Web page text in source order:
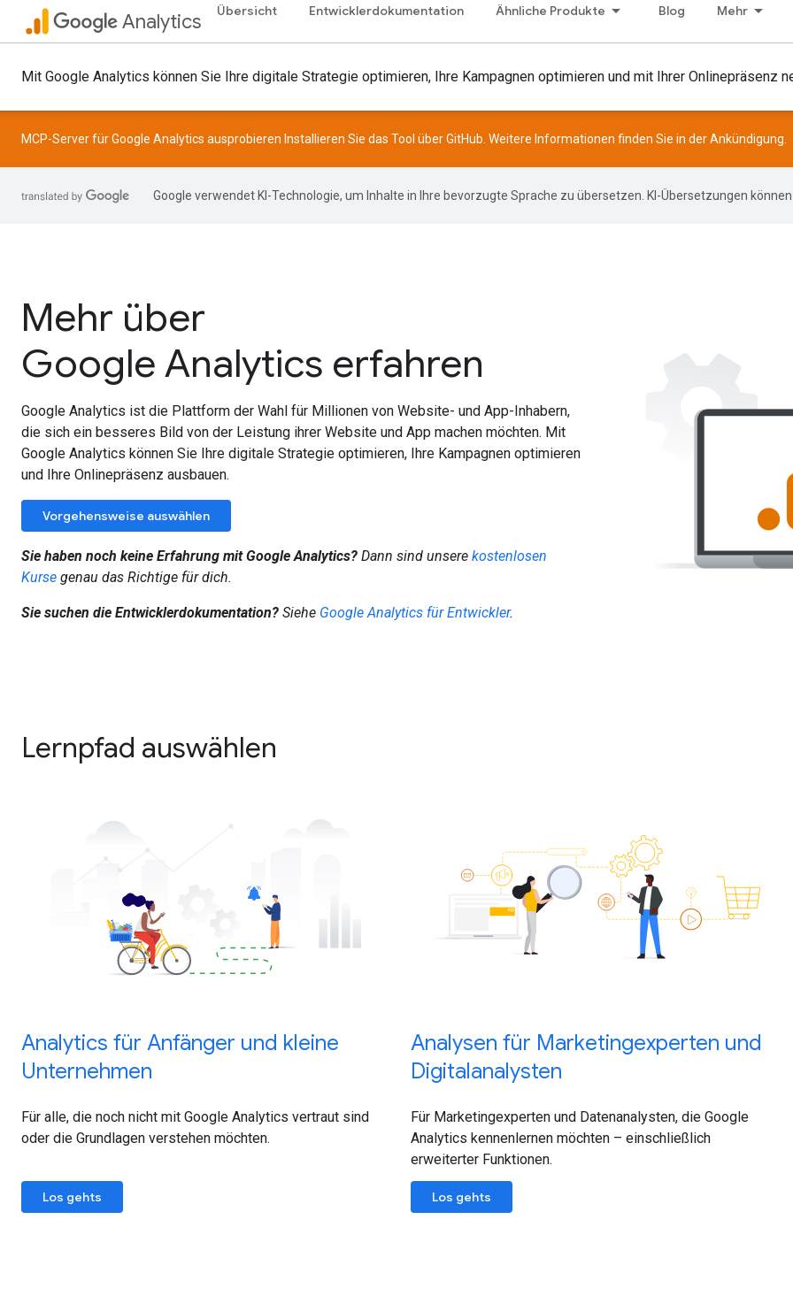
Analytics Übersicht Entwicklerdokumentation Ähnliche Produkte Blog Mehr
Mit Google Analytics können Sie Ihre digitale Strategie optimieren, Ihre Kampagnen optimieren und mit Ihrer Onlinepräsenz
MCP-Server für Google Analytics ausprobieren Installieren Sie das Tool überGitHub . Weitere Informationen finden Sie in derAnkündigung
Google verwendet KI-Technologie, um Inhalte in Ihre bevorzugte Sprache zu übersetzen. KI-Übersetzungen
Mehr über
Google Analytics erfahren
Google Analytics ist die Plattform der Wahl für Millionen von Website- und App-Inhabern,
die sich ein besseres Bild von der Leistung ihrer Website und App machen möchten. Mit
Google Analytics können Sie Ihre digitale Strategie optimieren, Ihre Kampagnen optimieren
und Ihre Onlinepräsenz ausbauen.
Vorgehensweise auswählen
Sie haben noch keine Erfahrung mit Google Analytics? Dann sind unsere kostenlosen
Kurse genau das Richtige für dich.
Sie suchen die Entwicklerdokumentation? Siehe Google Analytics für Entwickler.
Lernpfad auswählen
Analytics für Anfänger und kleine
Unternehmen
Für alle, die noch nicht mit Google Analytics vertraut sind
oder die Grundlagen verstehen möchten.
Los gehts
Analysen für Marketingexperten und
Digitalanalysten
Für Marketingexperten und Datenanalysten, die Google
Analytics kennenlernen möchten – einschließlich
erweiterter Funktionen.
Los gehts